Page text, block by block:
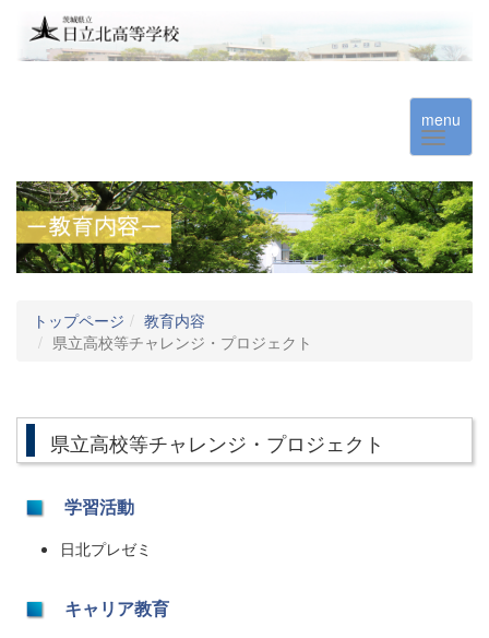
menu
トップページ
教育内容
県立高校等チャレンジ・プロジェクト
県立高校等チャレンジ・プロジェクト
学習活動
日北プレゼミ
キャリア教育